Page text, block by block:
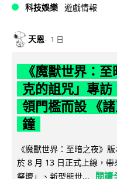
科技娛樂 遊戲情報
天恩 1 日
《魔獸世界：
克的詛咒」專
領門檻而設 《
鐘
《魔獸世界：至暗之夜》
於 8 月 13 日正式上線，
祭壇」、新型態世...
閱讀